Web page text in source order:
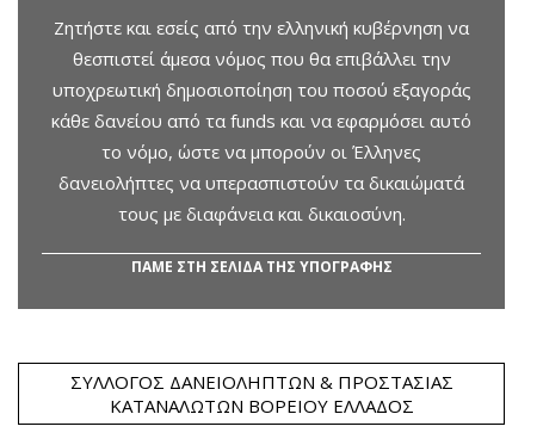
Ζητήστε και εσείς από την ελληνική κυβέρνηση να
θεσπιστεί άμεσα νόμος που θα επιβάλλει την
υποχρεωτική δημοσιοποίηση του ποσού εξαγοράς
κάθε δανείου από τα funds και να εφαρμόσει αυτό
το νόμο, ώστε να μπορούν οι Έλληνες
δανειολήπτες να υπερασπιστούν τα δικαιώματά
τους με διαφάνεια και δικαιοσύνη.
ΠΑΜΕ ΣΤΗ ΣΕΛΙΔΑ ΤΗΣ ΥΠΟΓΡΑΦΗΣ
ΣΎΛΛΟΓΟΣ ΔΑΝΕΙΟΛΗΠΤΏΝ & ΠΡΟΣΤΑΣΊΑΣ
ΚΑΤΑΝΑΛΩΤΏΝ ΒΟΡΕΊΟΥ ΕΛΛΆΔΟΣ